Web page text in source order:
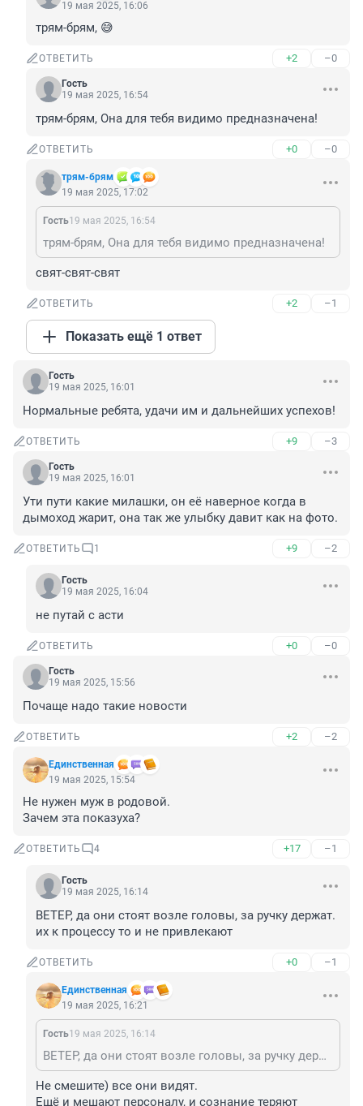
19 мая 2025, 16:06
трям-брям, 😅
ОТВЕТИТЬ +2 –0
Гость
19 мая 2025, 16:54
трям-брям, Она для тебя видимо предназначена!
ОТВЕТИТЬ +0 –0
трям-брям
19 мая 2025, 17:02
Гость19 мая 2025, 16:54
трям-брям, Она для тебя видимо предназначена!
свят-свят-свят
ОТВЕТИТЬ +2 –1
Показать ещё 1 ответ
Гость
19 мая 2025, 16:01
Нормальные ребята, удачи им и дальнейших успехов!
ОТВЕТИТЬ +9 –3
Гость
19 мая 2025, 16:01
Ути пути какие милашки, он её наверное когда в
дымоход жарит, она так же улыбку давит как на фото.
ОТВЕТИТЬ 1 +9 –2
Гость
19 мая 2025, 16:04
не путай с асти
ОТВЕТИТЬ +0 –0
Гость
19 мая 2025, 15:56
Почаще надо такие новости
ОТВЕТИТЬ +2 –2
Единственная
19 мая 2025, 15:54
Не нужен муж в родовой.
Зачем эта показуха?
ОТВЕТИТЬ 4 +17 –1
Гость
19 мая 2025, 16:14
ВЕТЕР, да они стоят возле головы, за ручку держат.
их к процессу то и не привлекают
ОТВЕТИТЬ +0 –1
Единственная
19 мая 2025, 16:21
Гость19 мая 2025, 16:14
ВЕТЕР, да они стоят возле головы, за ручку держат. их к процессу то и не привлекают
Не смешите) все они видят.
Ещё и мешают персоналу, и сознание теряют